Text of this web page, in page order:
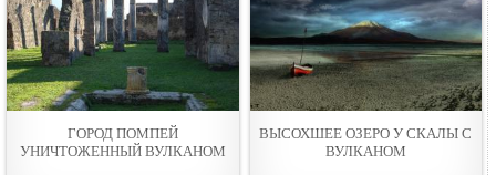
ГОРОД ПОМПЕЙ
УНИЧТОЖЕННЫЙ ВУЛКАНОМ
ВЫСОХШЕЕ ОЗЕРО У СКАЛЫ С
ВУЛКАНОМ